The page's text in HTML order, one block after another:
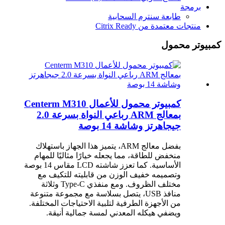
برمجة
طابعة سنترم السحابية
منتجات معتمدة من Citrix Ready
كمبيوتر محمول
كمبيوتر محمول للأعمال Centerm M310
بمعالج ARM رباعي النواة بسرعة 2.0
جيجاهرتز وشاشة 14 بوصة
بفضل معالج ARM، يتميز هذا الجهاز باستهلاك
منخفض للطاقة، مما يجعله خيارًا مثاليًا للمهام
الأساسية. كما تعزز شاشته LCD مقاس 14 بوصة
وتصميمه خفيف الوزن من قابليته للتكيف مع
مختلف الظروف. ومع منفذي Type-C وثلاثة
منافذ USB، يتصل بسلاسة مع مجموعة متنوعة
من الأجهزة الطرفية لتلبية الاحتياجات المختلفة.
ويضفي هيكله المعدني لمسة جمالية أنيقة.